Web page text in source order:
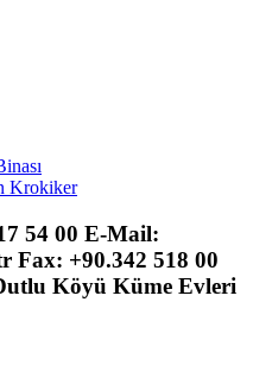
Krokiker
54 00 E-Mail:
Fax: +90.342 518 00
Köyü Küme Evleri